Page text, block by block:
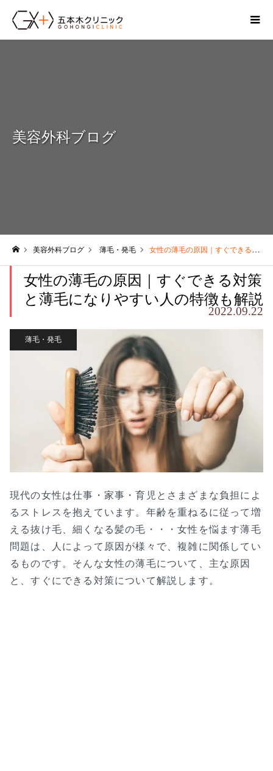
美容外科ブログ
美容外科ブログ 薄毛・発毛 女性の薄毛の原因｜すぐできる対策と薄毛になりやすい人の特徴も解説
女性の薄毛の原因｜すぐできる対策
と薄毛になりやすい人の特徴も解説
2022.09.22
薄毛・発毛
現代の女性は仕事・家事・育児とさまざまな負担によ
るストレスを抱えています。年齢を重ねるに従って増
える抜け毛、細くなる髪の毛・・・女性を悩ます薄毛
問題は、人によって原因が様々で、複雑に関係してい
るものです。そんな女性の薄毛について、主な原因
と、すぐにできる対策について解説します。